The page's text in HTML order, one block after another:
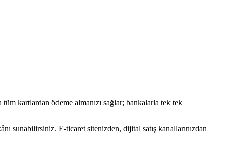
kartlardan ödeme almanızı sağlar; bankalarla tek tek
sunabilirsiniz. E-ticaret sitenizden, dijital satış kanallarınızdan